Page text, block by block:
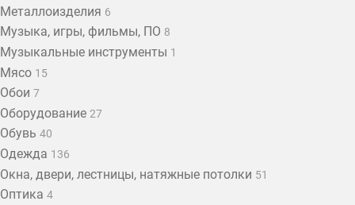
Металлоизделия 6
Музыка, игры, фильмы, ПО 8
Музыкальные инструменты 1
Мясо 15
Обои 7
Оборудование 27
Обувь 40
Одежда 136
Окна, двери, лестницы, натяжные потолки 51
Оптика 4